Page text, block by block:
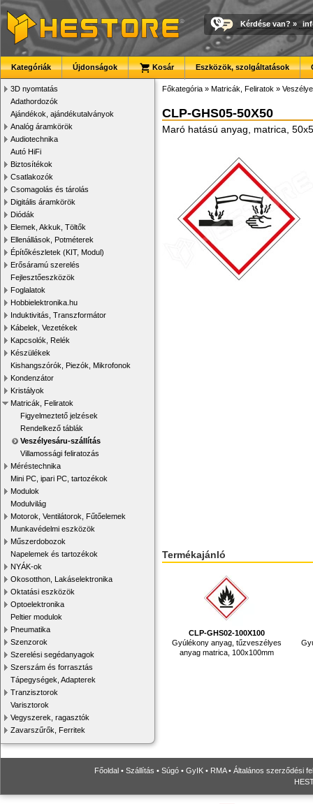
Kérdése van? »
Kategóriák Újdonságok Kosár Eszközök, szolgáltatások
3D nyomtatás
Adathordozók
Ajándékok, ajándékutalványok
Analóg áramkörök
Audiotechnika
Autó HiFi
Biztosítékok
Csatlakozók
Csomagolás és tárolás
Digitális áramkörök
Diódák
Elemek, Akkuk, Töltők
Ellenállások, Potméterek
Építőkészletek (KIT, Modul)
Erősáramú szerelés
Fejlesztőeszközök
Foglalatok
Hobbielektronika.hu
Induktivitás, Transzformátor
Kábelek, Vezetékek
Kapcsolók, Relék
Készülékek
Kishangszórók, Piezók, Mikrofonok
Kondenzátor
Kristályok
Matricák, Feliratok
Figyelmeztető jelzések
Rendelkező táblák
Veszélyesáru-szállítás
Villamossági feliratozás
Méréstechnika
Mini PC, ipari PC, tartozékok
Modulok
Modulvilág
Motorok, Ventilátorok, Fűtőelemek
Munkavédelmi eszközök
Műszerdobozok
Napelemek és tartozékok
NYÁK-ok
Okosotthon, Lakáselektronika
Oktatási eszközök
Optoelektronika
Peltier modulok
Pneumatika
Szenzorok
Szerelési segédanyagok
Szerszám és forrasztás
Tápegységek, Adapterek
Tranzisztorok
Varisztorok
Vegyszerek, ragasztók
Zavarszűrők, Ferritek
Főkategória » Matricák, Feliratok »
CLP-GHS05-50X50
Maró hatású anyag, matrica,
Termékajánló
CLP-GHS02-100X100
Gyúlékony anyag, tűzveszélyes
anyag matrica, 100x100mm
Főoldal • Szállítás • Súgó • GyIK • RMA• Általános szerződési